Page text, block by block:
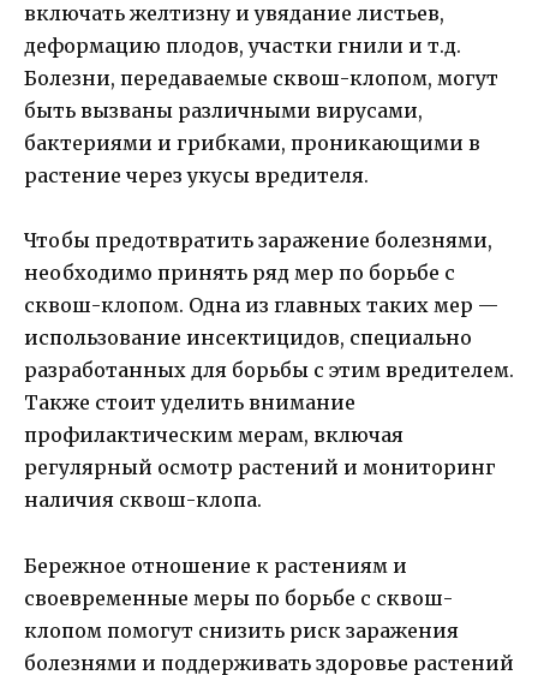
включать желтизну и увядание листьев,
деформацию плодов, участки гнили и т.д.
Болезни, передаваемые сквош-клопом, могут
быть вызваны различными вирусами,
бактериями и грибками, проникающими в
растение через укусы вредителя.
Чтобы предотвратить заражение болезнями,
необходимо принять ряд мер по борьбе с
сквош-клопом. Одна из главных таких мер —
использование инсектицидов, специально
разработанных для борьбы с этим вредителем.
Также стоит уделить внимание
профилактическим мерам, включая
регулярный осмотр растений и мониторинг
наличия сквош-клопа.
Бережное отношение к растениям и
своевременные меры по борьбе с сквош-
клопом помогут снизить риск заражения
болезнями и поддерживать здоровье растений